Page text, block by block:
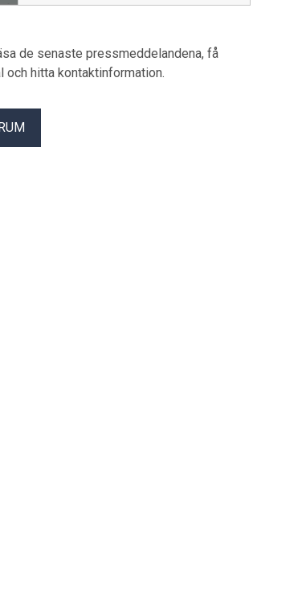
visar en ny rapport från Bris. – Vi har
räknat på vad det kostar att agera tidigt i
ett barns utsatthet jämfört med att
barn, som ges innan problemen vuxit sig
investeringar ett samhälle kan göra,
de senaste pressmeddelandena, få
hitta kontaktinformation.